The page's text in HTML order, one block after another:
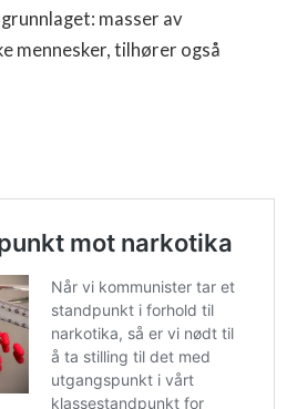
masser av
mennesker, tilhører også